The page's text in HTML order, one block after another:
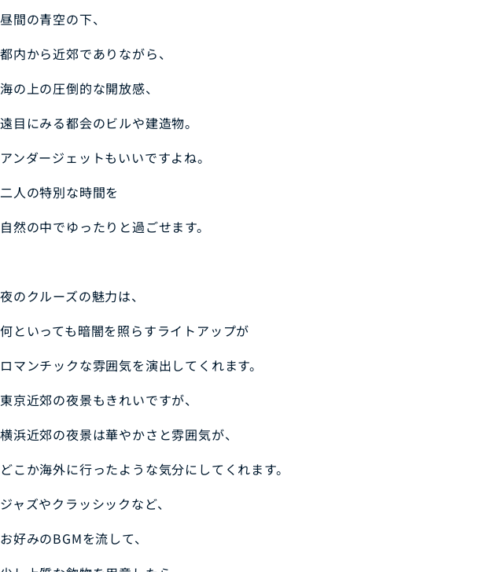
昼間の青空の下、
都内から近郊でありながら、
海の上の圧倒的な開放感、
遠目にみる都会のビルや建造物。
アンダージェットもいいですよね。
二人の特別な時間を
自然の中でゆったりと過ごせます。
夜のクルーズの魅力は、
何といっても暗闇を照らすライトアップが
ロマンチックな雰囲気を演出してくれます。
東京近郊の夜景もきれいですが、
横浜近郊の夜景は華やかさと雰囲気が、
どこか海外に行ったような気分にしてくれます。
ジャズやクラッシックなど、
お好みのBGMを流して、